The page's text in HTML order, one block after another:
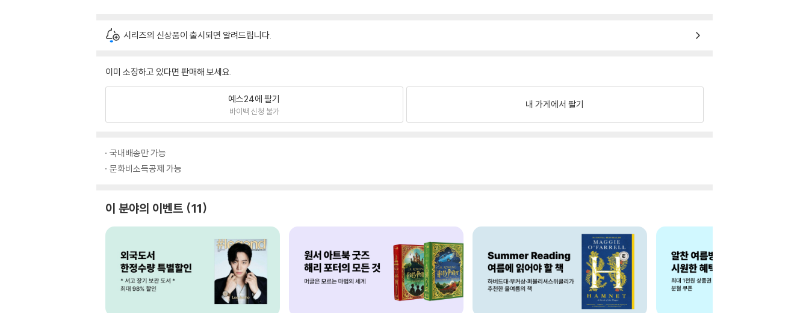
시리즈의 신상품이 출시되면 알려드립니다.
이미 소장하고 있다면 판매해 보세요.
예스24에 팔기
바이백 신청 불가
내 가게에서 팔기
국내배송만 가능
문화비소득공제 가능
이 분야의 이벤트 11